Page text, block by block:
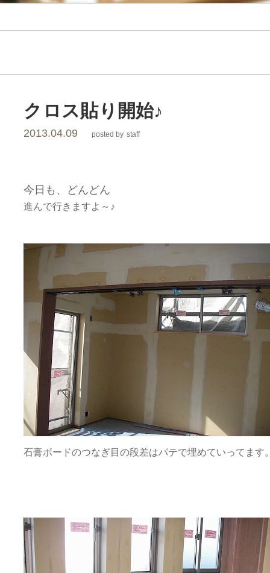
シ
ョ
ン
クロス貼り開始♪
2013.04.09 posted by staff
今日も、どんどん
進んで行きますよ～♪
石膏ボードのつなぎ目の段差はパテで埋めていってます